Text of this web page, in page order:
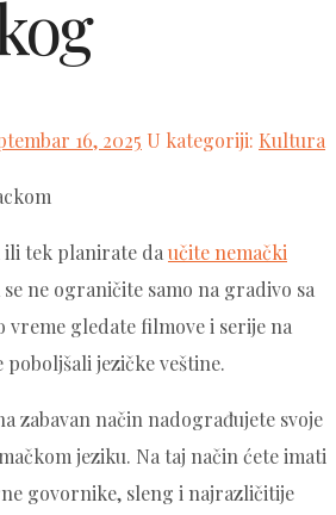
16, 2025 U kategoriji: Kultura
ili tek planirate da učite nemački
ne ograničite samo na gradivo sa
vreme gledate filmove i serije na
poboljšali jezičke veštine.
zabavan način nadograđujete svoje
jeziku. Na taj način ćete imati
govornike, sleng i najrazličitije